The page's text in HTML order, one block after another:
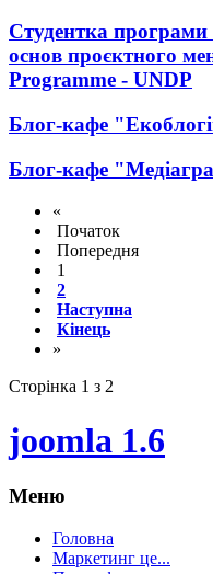
Студентка програми
основ проєктного
Programme - UNDP
Блог-кафе
Блог-кафе
«
Початок
Попередня
1
2
Наступна
Кінець
»
Сторінка 1 з 2
joomla 1.6
Меню
Головна
Маркетинг це...